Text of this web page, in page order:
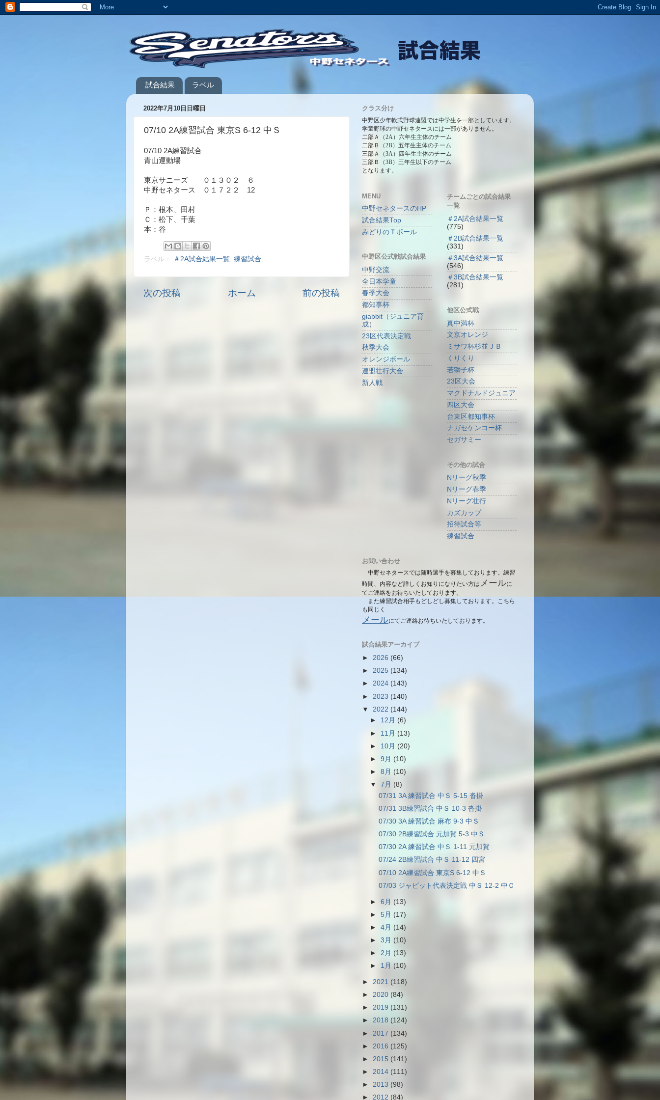
試合結果 ラベル
2022年7月10日日曜日
07/10 2A練習試合 東京S 6-12 中Ｓ
07/10 2A練習試合
青山運動場
東京サニーズ
０１３０２ ６
中野セネタース
０１７２２ 12
Ｐ：根本、田村
Ｃ：松下、千葉
本：谷
ラベル： ＃2A試合結果一覧 練習試合
次の投稿 前の投稿
ホーム
クラス分け
中野区少年軟式野球連盟では中学生を一部としています。
学童野球の中野セネタースには一部がありません。
二部Ａ（2A）六年生主体のチーム
二部Ｂ（2B）五年生主体のチーム
三部Ａ（3A）四年生主体のチーム
三部Ｂ（3B）三年生以下のチーム
となります。
MENU
中野セネタースのHP
試合結果Top
みどりのＴボール
中野区公式戦試合結果
中野交流
全日本学童
春季大会
都知事杯
giabbit（ジュニア育
成）
23区代表決定戦
秋季大会
オレンジボール
連盟壮行大会
新人戦
チームごとの試合結果
一覧
＃2A試合結果一覧
(775)
＃2B試合結果一覧
(331)
＃3A試合結果一覧
(546)
＃3B試合結果一覧
(281)
他区公式戦
真中満杯
文京オレンジ
ミサワ杯杉並ＪＢ
くりくり
若獅子杯
23区大会
マクドナルドジュニア
四区大会
台東区都知事杯
ナガセケンコー杯
セガサミー
その他の試合
Nリーグ秋季
Nリーグ春季
Nリーグ壮行
カズカップ
招待試合等
練習試合
お問い合わせ
中野セネタースでは随時選手を募集しております。練習
時間、内容など詳しくお知りになりたい方は メールに
てご連絡をお待ちいたしております。
また練習試合相手もどしどし募集しております。こちら
も同じく
メールにてご連絡お待ちいたしております。
試合結果アーカイブ
► 2026 (66)
► 2025 (134)
► 2024 (143)
► 2023 (140)
▼ 2022 (144)
► 12月 (6)
► 11月 (13)
► 10月 (20)
►9月 (10)
►8月(10)
▼7月 (8)
07/31 3A 練習試合 中Ｓ 5-15 沓掛
07/31 3B練習試合 中Ｓ 10-3 沓掛
07/30 3A 練習試合 麻布 9-3 中Ｓ
07/30 2B練習試合 元加賀 5-3 中Ｓ
07/30 2A 練習試合 中Ｓ 1-11 元加賀
07/24 2B練習試合 中Ｓ 11-12 四宮
07/10 2A練習試合 東京S 6-12 中Ｓ
07/03 ジャビット代表決定戦 中Ｓ 12-2 中Ｃ
►6月 (13)
►5月(17)
►4月 (14)
►3月 (10)
►2月 (13)
► 1月(10)
► 2021 (118)
► 2020 (84)
► 2019 (131)
► 2018 (124)
► 2017 (134)
► 2016 (125)
► 2015 (141)
► 2014 (111)
► 2013 (98)
► 2012 (84)